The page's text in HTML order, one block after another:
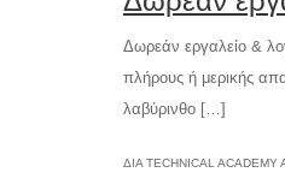
Δωρεάν εργαλείο &
πλήρους ή μερικής
λαβύρινθο […]
ΔΙΆ TECHNICAL ACADEMY